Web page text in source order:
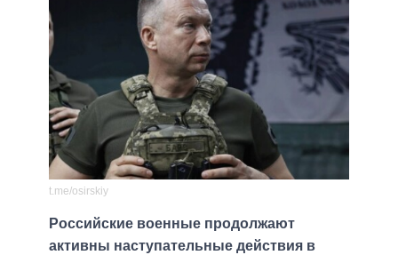
t.me/osirskiy
Российские военные продолжают
активны наступательные действия в